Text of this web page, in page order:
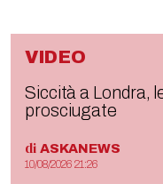
VIDEO
Siccità a Londra,
prosciugate
di ASKANEWS
10/08/2026 21:26